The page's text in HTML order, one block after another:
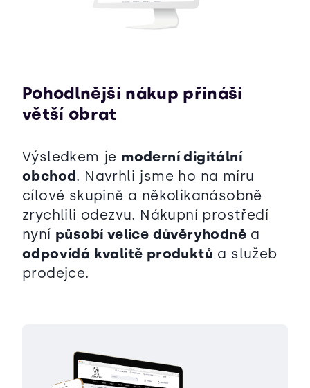
Pohodlnější nákup přináší
větší obrat
Výsledkem je moderní digitální
obchod. Navrhli jsme ho na míru
cílové skupině a několikanásobně
zrychlili odezvu. Nákupní prostředí
nyní působí velice důvěryhodně a
odpovídá kvalitě produktů a služeb
prodejce.